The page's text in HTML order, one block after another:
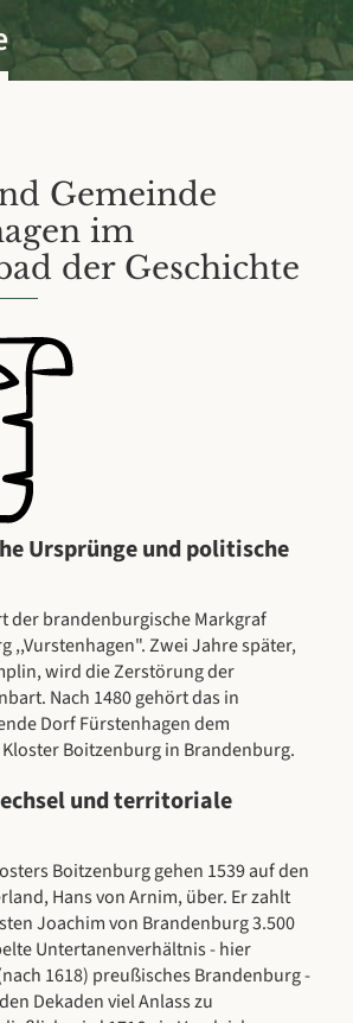
Gemeinde
im
der Geschichte
Ursprünge und politische
der brandenburgische Markgraf
,,Vurstenhagen". Zwei Jahre später,
wird die Zerstörung der
Nach 1480 gehört das in
Dorf Fürstenhagen dem
Boitzenburg in Brandenburg.
und territoriale
Boitzenburg gehen 1539 auf den
Hans von Arnim, über. Er zahlt
Joachim von Brandenburg 3.500
Untertanenverhältnis - hier
1618) preußisches Brandenburg -
Dekaden viel Anlass zu